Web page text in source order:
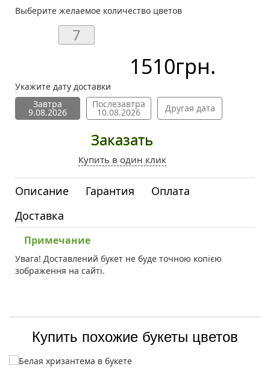
Выберите желаемое количество цветов
1510грн.
Укажите дату доставки
Завтра
9.08.2026
Послезавтра
10.08.2026 Другая дата
Заказать
Купить в один клик
Описание Гарантия
Оплата
Доставка
Примечание
Увага! Доставлений букет не буде точною копією
зображення на сайті.
Купить похожие букеты цветов